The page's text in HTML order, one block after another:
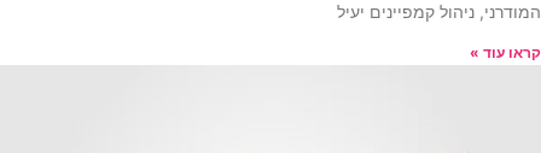
המודרני, ניהול קמפיינים יעיל
קראו עוד »